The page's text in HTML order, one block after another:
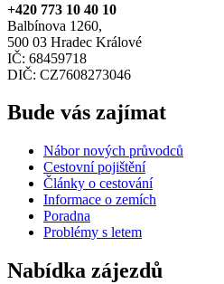
+420 773 10 40 10
Balbínova 1260,
500 03 Hradec Králové
IČ: 68459718
DIČ: CZ7608273046
Bude vás zajímat
Nábor nových průvodců
Cestovní pojištění
Články o cestování
Informace o zemích
Poradna
Problémy s letem
Nabídka zájezdů